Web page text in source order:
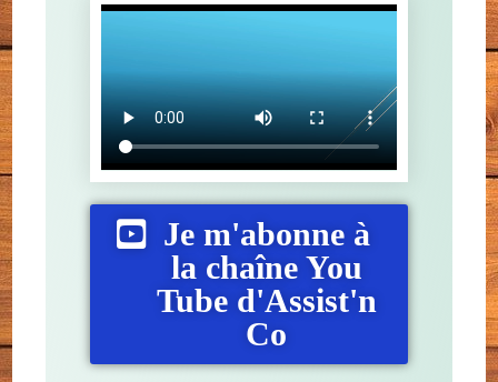
Je m'abonne à
la chaîne You
Tube d'Assist'n
Co